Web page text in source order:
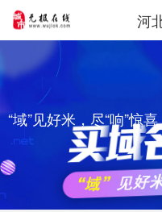
河
“域”见好米，尽“响”惊喜